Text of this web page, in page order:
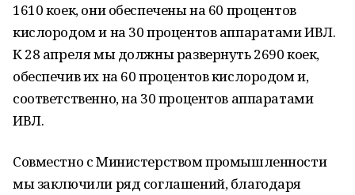
1610 коек, они обеспечены на 60 процентов
кислородом и на 30 процентов аппаратами ИВЛ.
К 28 апреля мы должны развернуть 2690 коек,
обеспечив их на 60 процентов кислородом и,
соответственно, на 30 процентов аппаратами
ИВЛ.
Совместно с Министерством промышленности
мы заключили ряд соглашений, благодаря